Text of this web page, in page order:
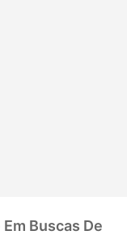
Buscas De